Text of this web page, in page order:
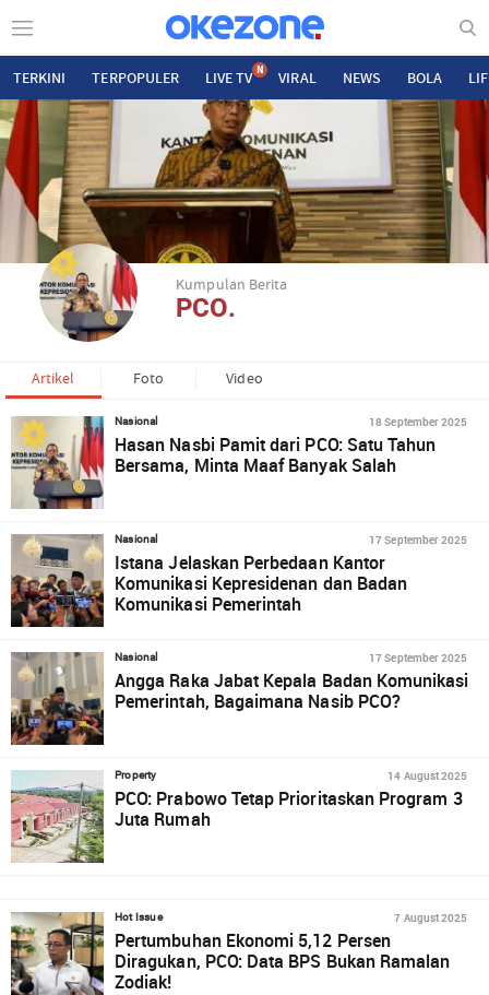
TERKINI TERPOPULER LIVE TV N VIRAL NEWS BOLA
Kumpulan Berita
PCO.
Artikel Foto Video
Nasional 18 September 2025
Hasan Nasbi Pamit dari PCO: Satu Tahun
Bersama, Minta Maaf Banyak Salah
Nasional 17 September 2025
Istana Jelaskan Perbedaan Kantor
Komunikasi Kepresidenan dan Badan
Komunikasi Pemerintah
Nasional 17 September 2025
Angga Raka Jabat Kepala Badan Komunikasi
Pemerintah, Bagaimana Nasib PCO?
Property 14 August 2025
PCO: Prabowo Tetap Prioritaskan Program 3
Juta Rumah
Hot Issue 7 August 2025
Pertumbuhan Ekonomi 5,12 Persen
Diragukan, PCO: Data BPS Bukan Ramalan
Zodiak!